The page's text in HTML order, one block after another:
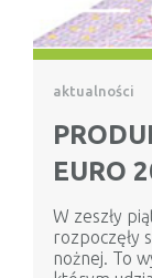
aktualności
EURO
W zeszły
rozpoczęły
nożnej. To